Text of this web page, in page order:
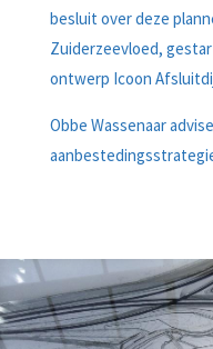
besluit over deze
Zuiderzeevloed,
ontwerp Icoon
Obbe Wassenaar